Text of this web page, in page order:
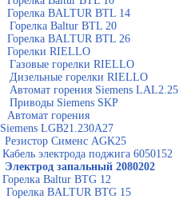
Горелка BALTUR BTL 14
Горелка Baltur BTL 20
Горелка BALTUR BTL 26
Горелки RIELLO
Газовые горелки RIELLO
Дизельные горелки RIELLO
Автомат горения Siemens LAL2.25
Приводы Siemens SKP
Автомат горения
Siemens LGB21.230A27
Резистор Сименс AGK25
Кабель электрода поджига 6050152
Электрод запальный 2080202
Горелка Baltur BTG 12
Горелка BALTUR BTG 15